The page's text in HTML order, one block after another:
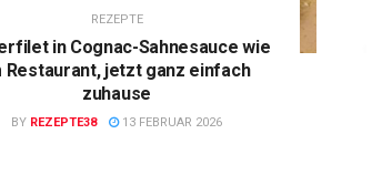
REZEPTE
in Cognac-Sahnesauce wie
Restaurant, jetzt ganz einfach
zuhause
BY REZEPTE38 13 FEBRUAR 2026